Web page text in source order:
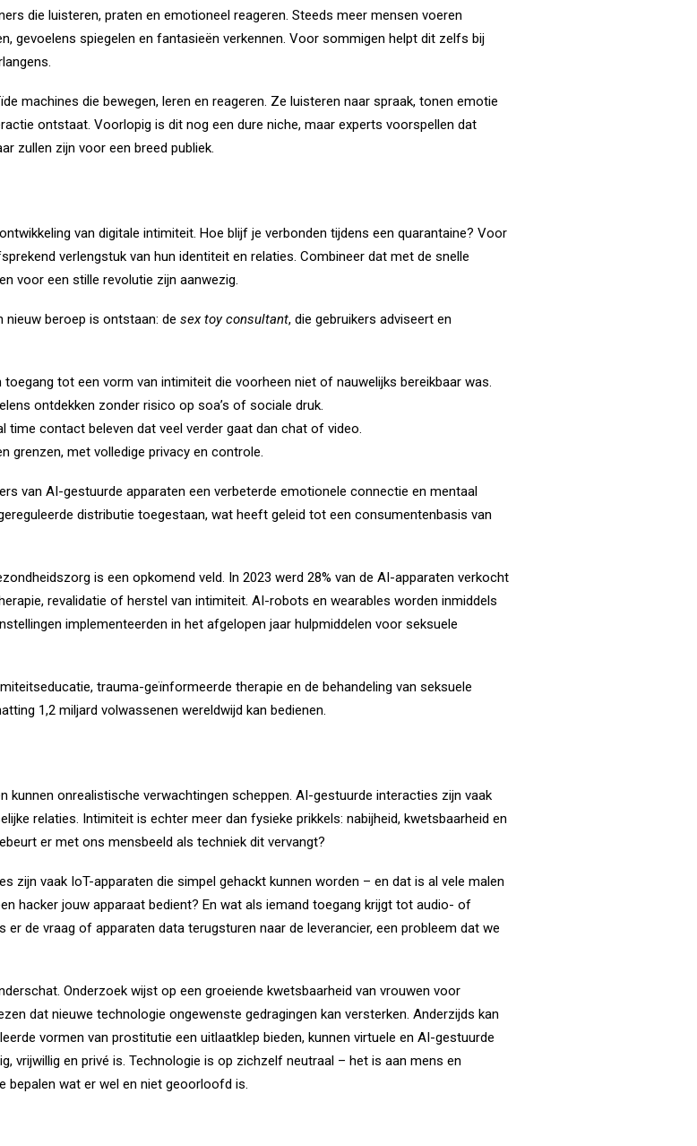
die luisteren, praten en emotioneel reageren. Steeds meer mensen voeren
gevoelens spiegelen en fantasieën verkennen. Voor sommigen helpt dit zelfs bij
machines die bewegen, leren en reageren. Ze luisteren naar spraak, tonen emotie
ontstaat. Voorlopig is dit nog een dure niche, maar experts voorspellen dat
zullen zijn voor een breed publiek.
van digitale intimiteit. Hoe blijf je verbonden tijdens een quarantaine? Voor
verlengstuk van hun identiteit en relaties. Combineer dat met de snelle
voor een stille revolutie zijn aanwezig.
nieuw beroep is ontstaan: de sex toy consultant, die gebruikers adviseert en
toegang tot een vorm van intimiteit die voorheen niet of nauwelijks bereikbaar was.
ontdekken zonder risico op soa’s of sociale druk.
time contact beleven dat veel verder gaat dan chat of video.
grenzen, met volledige privacy en controle.
van AI-gestuurde apparaten een verbeterde emotionele connectie en mentaal
distributie toegestaan, wat heeft geleid tot een consumentenbasis van
is een opkomend veld. In 2023 werd 28% van de AI-apparaten verkocht
revalidatie of herstel van intimiteit. AI-robots en wearables worden inmiddels
implementeerden in het afgelopen jaar hulpmiddelen voor seksuele
trauma-geïnformeerde therapie en de behandeling van seksuele
1,2 miljard volwassenen wereldwijd kan bedienen.
kunnen onrealistische verwachtingen scheppen. AI-gestuurde interacties zijn vaak
relaties. Intimiteit is echter meer dan fysieke prikkels: nabijheid, kwetsbaarheid en
er met ons mensbeeld als techniek dit vervangt?
zijn vaak IoT-apparaten die simpel gehackt kunnen worden – en dat is al vele malen
hacker jouw apparaat bedient? En wat als iemand toegang krijgt tot audio- of
de vraag of apparaten data terugsturen naar de leverancier, een probleem dat we
Onderzoek wijst op een groeiende kwetsbaarheid van vrouwen voor
dat nieuwe technologie ongewenste gedragingen kan versterken. Anderzijds kan
vormen van prostitutie een uitlaatklep bieden, kunnen virtuele en AI-gestuurde
vrijwillig en privé is. Technologie is op zichzelf neutraal – het is aan mens en
bepalen wat er wel en niet geoorloofd is.